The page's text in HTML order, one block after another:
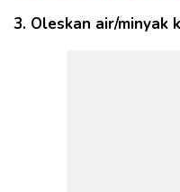
3. Oleskan air/minyak